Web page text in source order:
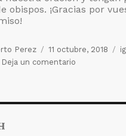
obispos. ¡Gracias por
Perez
Publicado
el
11 octubre, 2018
Deja un comentario